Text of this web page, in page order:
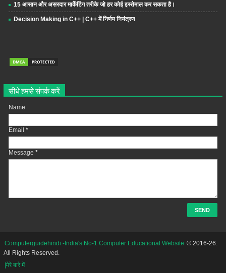
15 आसान और असरदार मार्केटिंग तरीके जो हर कोई इस्तेमाल कर सकता है।
Decision Making in C++ | C++ में निर्णय नियंत्रण
सीधे हमसे संपर्क करें
Name
Email *
Message *
Computerguidehindi -India's No-1 Computer Educational Website © 2016-26.
All Rights Reserved.
|मेरे बारे में